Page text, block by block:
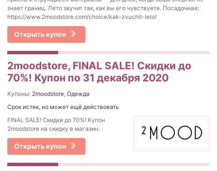
знает границ. Лето звучит так, как вы его чувствуете. Посадочная:
https://www.2moodstore.com/choice/kak-zvuchit-leto!
Открыть купон
2moodstore, FINAL SALE! Скидки до
70%! Купон по 31 декабря 2020
Купоны: 2moodstore, Одежда
Срок истек, но может ещё действовать
FINAL SALE! Скидки до 70%! Купон
2moodstore на скидку в магазин.
Открыть купон